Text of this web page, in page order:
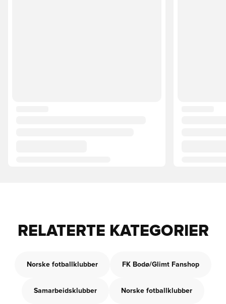
RELATERTE KATEGORIER
Norske fotballklubber FK Bodø/Glimt Fanshop
Samarbeidsklubber Norske fotballklubber